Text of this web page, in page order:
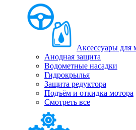
Аксессуары для
Анодная защита
Водометные насадки
Гидрокрылья
Защита редуктора
Подъём и откидка мотора
Смотреть все